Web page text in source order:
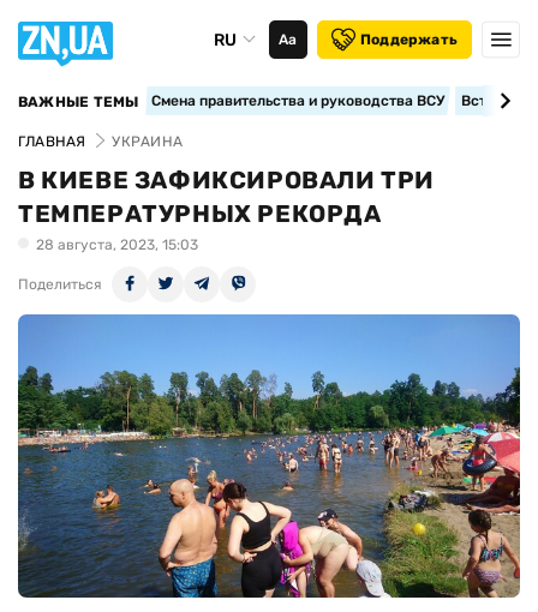
RU Аа Поддержать
ВАЖНЫЕ ТЕМЫ Смена правительства и руководства ВСУ
ГЛАВНАЯ УКРАИНА
В КИЕВЕ ЗАФИКСИРОВАЛИ ТРИ
ТЕМПЕРАТУРНЫХ РЕКОРДА
28 августа, 2023, 15:03
Поделиться